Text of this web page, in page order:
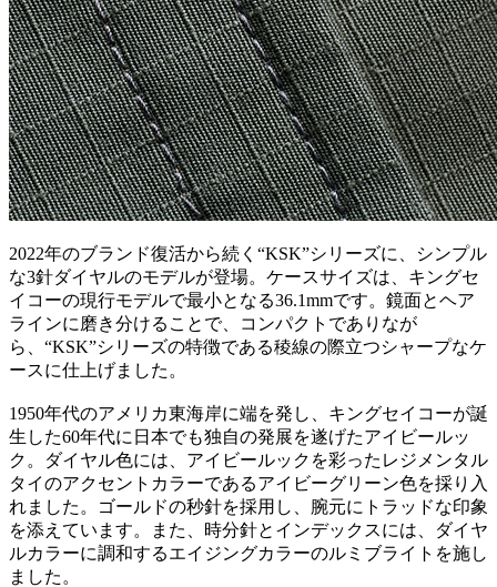
2022年のブランド復活から続く“KSK”シリーズに、シンプル
な3針ダイヤルのモデルが登場。ケースサイズは、キングセ
イコーの現行モデルで最小となる36.1mmです。鏡面とヘア
ラインに磨き分けることで、コンパクトでありなが
ら、“KSK”シリーズの特徴である稜線の際立つシャープなケ
ースに仕上げました。
1950年代のアメリカ東海岸に端を発し、キングセイコーが誕
生した60年代に日本でも独自の発展を遂げたアイビールッ
ク。ダイヤル色には、アイビールックを彩ったレジメンタル
タイのアクセントカラーであるアイビーグリーン色を採り入
れました。ゴールドの秒針を採用し、腕元にトラッドな印象
を添えています。また、時分針とインデックスには、ダイヤ
ルカラーに調和するエイジングカラーのルミブライトを施し
ました。